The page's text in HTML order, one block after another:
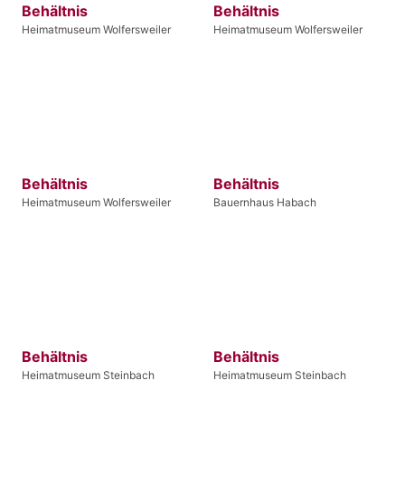
Behältnis
Heimatmuseum Wolfersweiler
Behältnis
Heimatmuseum Wolfersweiler
Behältnis
Heimatmuseum Wolfersweiler
Behältnis
Bauernhaus Habach
Behältnis
Heimatmuseum Steinbach
Behältnis
Heimatmuseum Steinbach